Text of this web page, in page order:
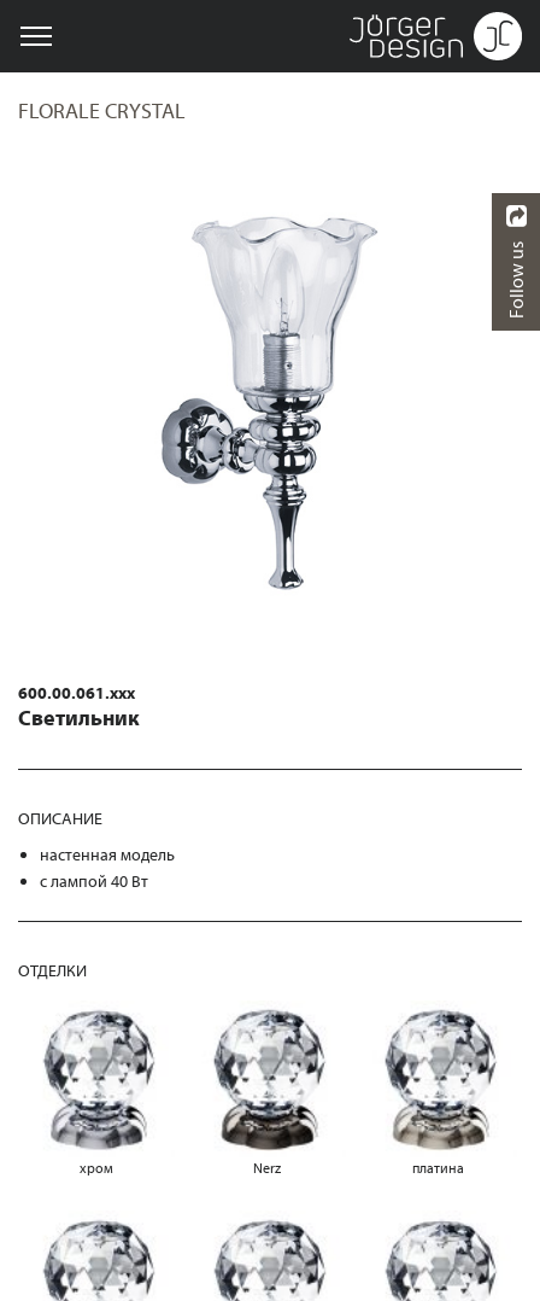
FLORALE CRYSTAL
600.00.061.xxx
Светильник
ОПИСАНИЕ
настенная модель
с лампой 40 Вт
ОТДЕЛКИ
хром Nerz платина
Follow us